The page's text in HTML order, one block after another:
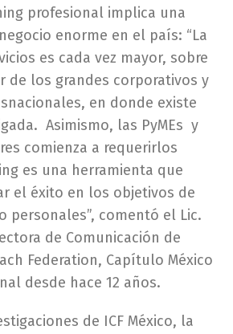
profesional implica una
enorme en el país: “La
es cada vez mayor, sobre
de los grandes corporativos y
en donde existe
Asimismo, las PyMEs y
comienza a requerirlos
es una herramienta que
el éxito en los objetivos de
personales”, comentó el Lic.
de Comunicación de
Federation, Capítulo México
desde hace 12 años.
de ICF México, la